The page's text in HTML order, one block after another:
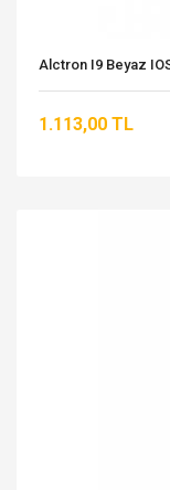
Alctron I9 Beyaz
1.113,00 TL